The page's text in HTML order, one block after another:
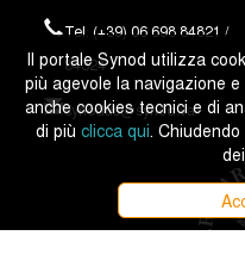
Tel. (+39) 06 698 84821 /
84324
synodus@synod.va
Il portale Synod utilizza
più agevole la navigazione
anche cookies tecnici e di
di più clicca qui.